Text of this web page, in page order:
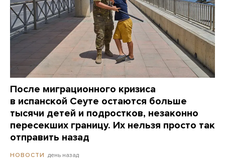
После миграционного кризиса
в испанской Сеуте остаются больше
тысячи детей и подростков, незаконно
пересекших границу. Их нельзя просто так
отправить назад
НОВОСТИ день назад